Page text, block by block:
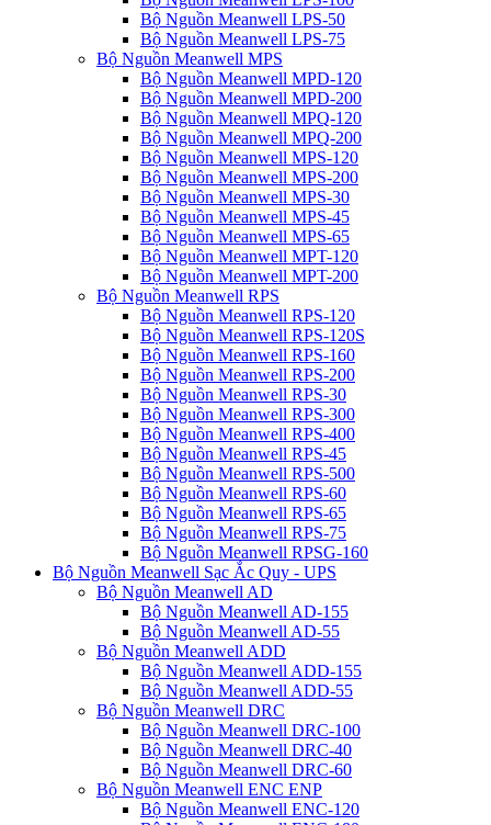
Bộ Nguồn Meanwell LPS-50
Bộ Nguồn Meanwell LPS-75
Bộ Nguồn Meanwell MPS
Bộ Nguồn Meanwell MPD-120
Bộ Nguồn Meanwell MPD-200
Bộ Nguồn Meanwell MPQ-120
Bộ Nguồn Meanwell MPQ-200
Bộ Nguồn Meanwell MPS-120
Bộ Nguồn Meanwell MPS-200
Bộ Nguồn Meanwell MPS-30
Bộ Nguồn Meanwell MPS-45
Bộ Nguồn Meanwell MPS-65
Bộ Nguồn Meanwell MPT-120
Bộ Nguồn Meanwell MPT-200
Bộ Nguồn Meanwell RPS
Bộ Nguồn Meanwell RPS-120
Bộ Nguồn Meanwell RPS-120S
Bộ Nguồn Meanwell RPS-160
Bộ Nguồn Meanwell RPS-200
Bộ Nguồn Meanwell RPS-30
Bộ Nguồn Meanwell RPS-300
Bộ Nguồn Meanwell RPS-400
Bộ Nguồn Meanwell RPS-45
Bộ Nguồn Meanwell RPS-500
Bộ Nguồn Meanwell RPS-60
Bộ Nguồn Meanwell RPS-65
Bộ Nguồn Meanwell RPS-75
Bộ Nguồn Meanwell RPSG-160
Bộ Nguồn Meanwell Sạc Ắc Quy - UPS
Bộ Nguồn Meanwell AD
Bộ Nguồn Meanwell AD-155
Bộ Nguồn Meanwell AD-55
Bộ Nguồn Meanwell ADD
Bộ Nguồn Meanwell ADD-155
Bộ Nguồn Meanwell ADD-55
Bộ Nguồn Meanwell DRC
Bộ Nguồn Meanwell DRC-100
Bộ Nguồn Meanwell DRC-40
Bộ Nguồn Meanwell DRC-60
Bộ Nguồn Meanwell ENC ENP
Bộ Nguồn Meanwell ENC-120